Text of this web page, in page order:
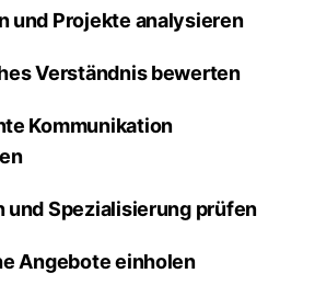
und Projekte analysieren
Verständnis bewerten
Kommunikation
und Spezialisierung prüfen
Angebote einholen